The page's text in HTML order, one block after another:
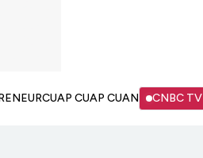
CUAP CUAP CUAN CNBC TV